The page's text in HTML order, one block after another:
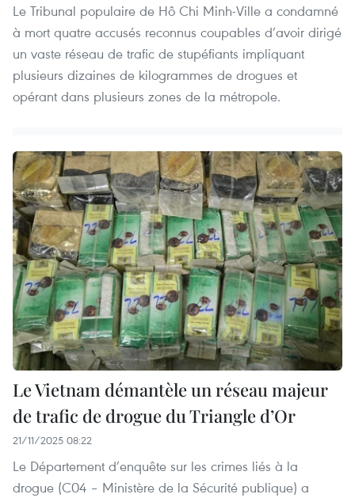
Le Tribunal populaire de Hô Chi Minh-Ville a condamné
à mort quatre accusés reconnus coupables d’avoir dirigé
un vaste réseau de trafic de stupéfiants impliquant
plusieurs dizaines de kilogrammes de drogues et
opérant dans plusieurs zones de la métropole.
Le Vietnam démantèle un réseau majeur
de trafic de drogue du Triangle d’Or
21/11/2025 08:22
Le Département d’enquête sur les crimes liés à la
drogue (C04 – Ministère de la Sécurité publique) a